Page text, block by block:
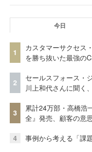
今日
1
カスタマーサクセス
を勝ち抜いた最強の
2
セールスフォース・
川上和代さんに聞く
3
累計24万部・高橋浩
全』発売、顧客の意
4 事例から考える「課